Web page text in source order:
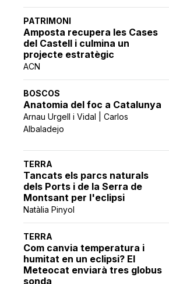
PATRIMONI
Amposta recupera les Cases
del Castell i culmina un
projecte estratègic
ACN
BOSCOS
Anatomia del foc a Catalunya
Arnau Urgell i Vidal | Carlos
Albaladejo
TERRA
Tancats els parcs naturals
dels Ports i de la Serra de
Montsant per l'eclipsi
Natàlia Pinyol
TERRA
Com canvia temperatura i
humitat en un eclipsi? El
Meteocat enviarà tres globus
sonda